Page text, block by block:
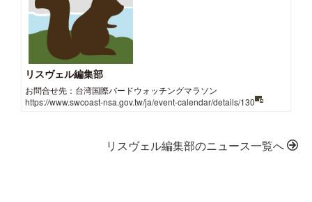
リスヴェル編集部
お問合せ先：台湾国際バードウォッチングマラソン
https://www.swcoast-nsa.gov.tw/ja/event-calendar/details/130
リスヴェル編集部のニュース一覧へ